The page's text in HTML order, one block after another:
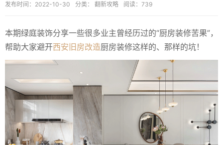
发布时间：2022-10-30 分类： 翻新攻略 阅读：739
本期绿庭装饰分享一些很多业主曾经历过的“厨房装修苦果”，
帮助大家避开西安旧房改造厨房装修这样的、那样的坑！